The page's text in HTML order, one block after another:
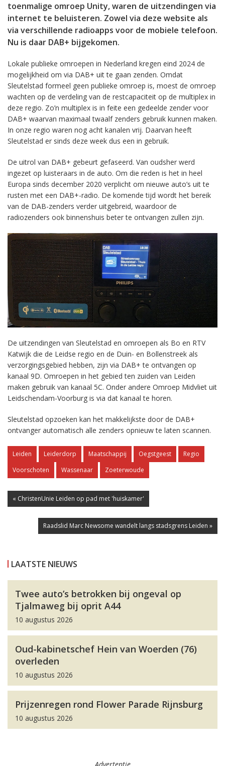
toenmalige omroep Unity, waren de uitzendingen via
internet te beluisteren. Zowel via deze website als
via verschillende radioapps voor de mobiele telefoon.
Nu is daar DAB+ bijgekomen.
Lokale publieke omroepen in Nederland kregen eind 2024 de
mogelijkheid om via DAB+ uit te gaan zenden. Omdat
Sleutelstad formeel geen publieke omroep is, moest de omroep
wachten op de verdeling van de restcapaciteit op de multiplex in
deze regio. Zo’n multiplex is in feite een gedeelde zender voor
DAB+ waarvan maximaal twaalf zenders gebruik kunnen maken.
In onze regio waren nog acht kanalen vrij. Daarvan heeft
Sleutelstad er sinds deze week dus een in gebruik.
De uitrol van DAB+ gebeurt gefaseerd. Van oudsher werd
ingezet op luisteraars in de auto. Om die reden is het in heel
Europa sinds december 2020 verplicht om nieuwe auto’s uit te
rusten met een DAB+-radio. De komende tijd wordt het bereik
van de DAB-zenders verder uitgebreid, waardoor de
radiozenders ook binnenshuis beter te ontvangen zullen zijn.
De uitzendingen van Sleutelstad en omroepen als Bo en RTV
Katwijk die de Leidse regio en de Duin- en Bollenstreek als
verzorgingsgebied hebben, zijn via DAB+ te ontvangen op
kanaal 9D. Omroepen in het gebied ten zuiden van Leiden
maken gebruik van kanaal 5C. Onder andere Omroep Midvliet uit
Leidschendam-Voorburg is via dat kanaal te horen.
Sleutelstad opzoeken kan het makkelijkste door de DAB+
ontvanger automatisch alle zenders opnieuw te laten scannen.
Leiden Leiderdorp Maatschappij Oegstgeest
Regio
Voorschoten
Wassenaar Zoeterwoude
« ChristenUnie Leiden op pad met 'huiskamer'
Raadslid Marc Newsome wandelt langs stadsgrens Leiden »
LAATSTE NIEUWS
Twee auto’s betrokken bij ongeval op
Tjalmaweg bij oprit A44
10 augustus 2026
Oud-kabinetschef Hein van Woerden (76)
overleden
10 augustus 2026
Prijzenregen rond Flower Parade Rijnsburg
10 augustus 2026